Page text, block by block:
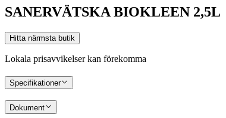
SANERVÄTSKA BIOKLEEN 2,5L
Hitta närmsta butik
Lokala prisavvikelser kan förekomma
Specifikationer
Dokument